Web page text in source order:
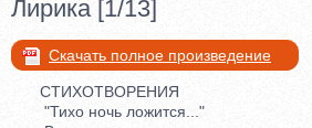
Лирика [1/13]
Скачать полное произведение
СТИХОТВОРЕНИЯ
"Тихо ночь ложится..."